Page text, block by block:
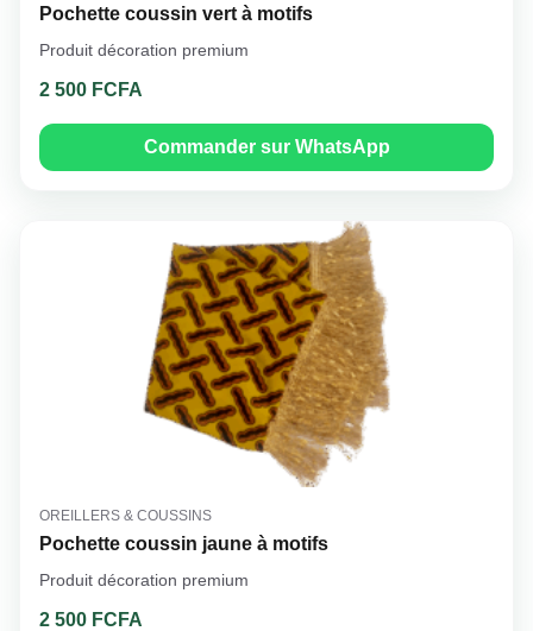
Pochette coussin vert à motifs
Produit décoration premium
2 500 FCFA
Commander sur WhatsApp
OREILLERS & COUSSINS
Pochette coussin jaune à motifs
Produit décoration premium
2 500 FCFA